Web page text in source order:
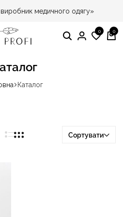
виробник медичного одягу»
Пошук
0 0
Каталог
Сортувати